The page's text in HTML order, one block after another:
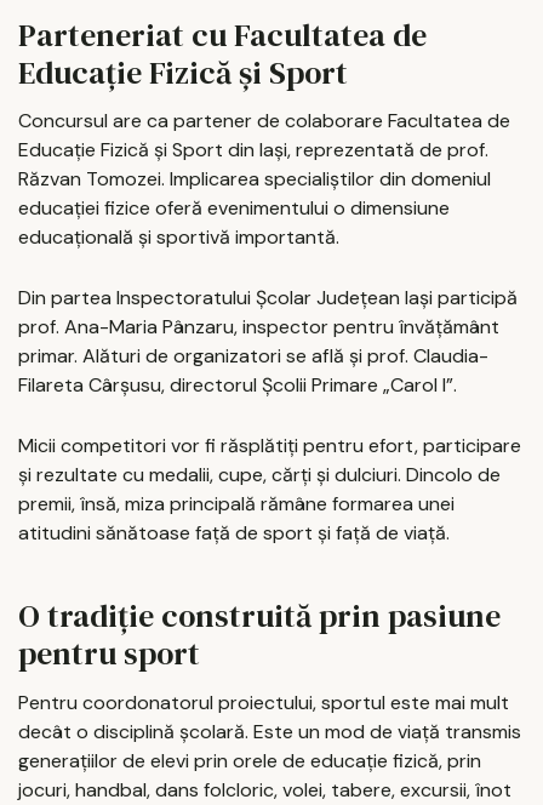
Parteneriat cu Facultatea de
Educație Fizică și Sport
Concursul are ca partener de colaborare Facultatea de
Educație Fizică și Sport din Iași, reprezentată de prof.
Răzvan Tomozei. Implicarea specialiștilor din domeniul
educației fizice oferă evenimentului o dimensiune
educațională și sportivă importantă.
Din partea Inspectoratului Școlar Județean Iași participă
prof. Ana-Maria Pânzaru, inspector pentru învățământ
primar. Alături de organizatori se află și prof. Claudia-
Filareta Cârșusu, directorul Școlii Primare „Carol I”.
Micii competitori vor fi răsplătiți pentru efort, participare
și rezultate cu medalii, cupe, cărți și dulciuri. Dincolo de
premii, însă, miza principală rămâne formarea unei
atitudini sănătoase față de sport și față de viață.
O tradiție construită prin pasiune
pentru sport
Pentru coordonatorul proiectului, sportul este mai mult
decât o disciplină școlară. Este un mod de viață transmis
generațiilor de elevi prin orele de educație fizică, prin
jocuri, handbal, dans folcloric, volei, tabere, excursii, înot